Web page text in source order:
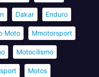
Dakar Enduro
Moto Mmotorsport
Motocilismo
Motos